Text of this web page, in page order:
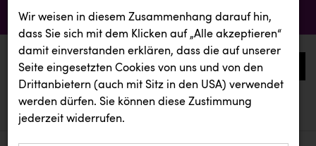
0
aktuelle aussendungen
aktuelle aussendungen
Wir weisen in diesem Zusammenhang darauf hin,
dass Sie sich mit dem Klicken auf „Alle akzeptieren“
damit ein­ver­standen erklären, dass die auf unserer
Seite eingesetzten Cookies von uns und von den
Drittanbietern (auch mit Sitz in den USA) verwendet
werden dürfen. Sie können diese Zustimmung
jederzeit widerrufen.